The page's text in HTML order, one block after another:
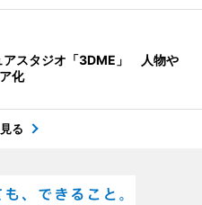
アスタジオ「3DME」 人物や
化
る